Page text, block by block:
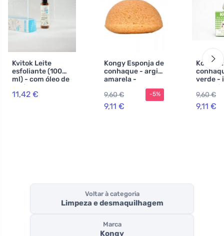
Kvitok Leite
esfoliante (100
ml) - com óleo de
amêndoa e de
damasco
11,42 €
Kongy Esponja de
conhaque - argila
amarela -
adequada para
pele madura
9,60 €
9,11 €
-5%
Kongy
verde -
pele
9,60 €
9,11 €
Voltar à categoria
Limpeza e desmaquilhagem
Marca
Kongy